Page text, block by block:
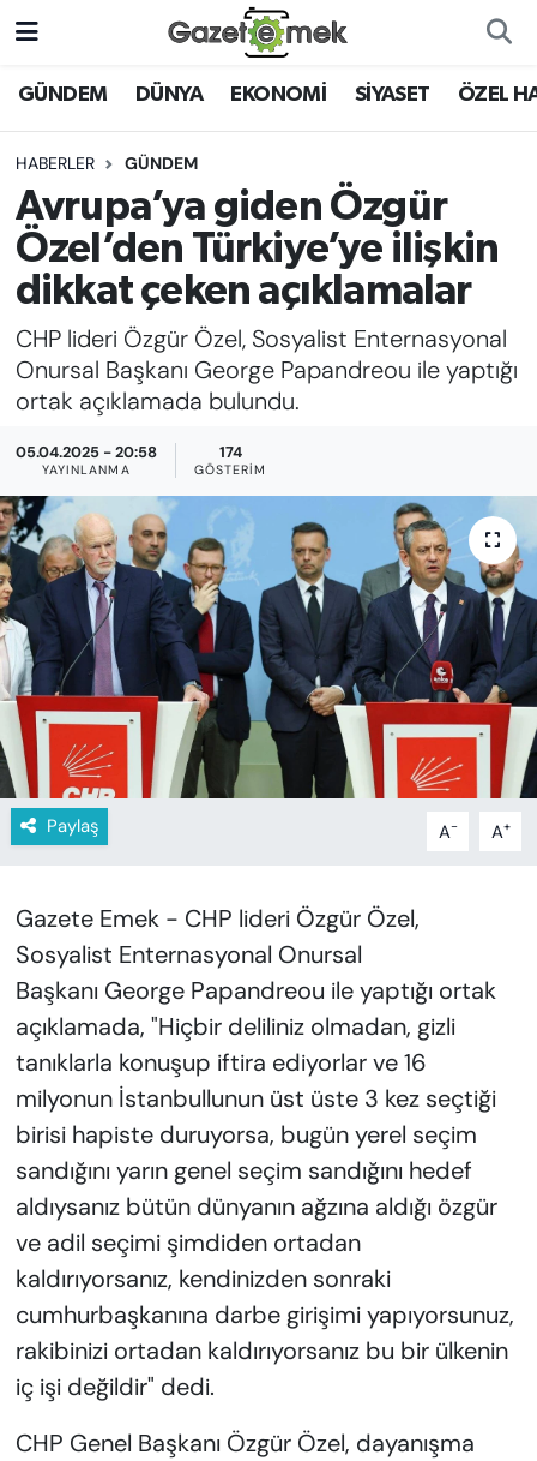
GÜNDEM DÜNYA EKONOMİ SİYASET ÖZEL
HABERLER GÜNDEM
Avrupa’ya giden Özgür
Özel’den Türkiye’ye ilişkin
dikkat çeken açıklamalar
CHP lideri Özgür Özel, Sosyalist Enternasyonal
Onursal Başkanı George Papandreou ile yaptığı
ortak açıklamada bulundu.
05.04.2025 - 20:58
YAYINLANMA
174
GÖSTERIM
Paylaş A- A+
Gazete Emek - CHP lideri Özgür Özel,
Sosyalist Enternasyonal Onursal
Başkanı George Papandreou ile yaptığı ortak
açıklamada, "Hiçbir deliliniz olmadan, gizli
tanıklarla konuşup iftira ediyorlar ve 16
milyonun İstanbullunun üst üste 3 kez seçtiği
birisi hapiste duruyorsa, bugün yerel seçim
sandığını yarın genel seçim sandığını hedef
aldıysanız bütün dünyanın ağzına aldığı özgür
ve adil seçimi şimdiden ortadan
kaldırıyorsanız, kendinizden sonraki
cumhurbaşkanına darbe girişimi yapıyorsunuz,
rakibinizi ortadan kaldırıyorsanız bu bir ülkenin
iç işi değildir" dedi.
CHP Genel Başkanı Özgür Özel, dayanışma
DÜNYA
EKONOMİ
EMEK HABERLERİ
YENİ MEDYADA EMEK
GAZETECİLİĞİNİ GELİŞTİRMEK
FAYDALI BİLGİLER
KADIN
SAĞLIK
SPOR
KÜLTÜR-SANAT
MAGAZİN
YAZAR KÖŞESİ
SİYASET
VAN VE DİYARBAKIR HABERLERİ
Nöbetçi Eczaneler
Hava Durumu
İstanbul Namaz Vakitleri
Trafik Durumu
Süper Lig Puan Durumu ve Fikstür
Tüm Manşetler
Son Dakika Haberleri
Haber Arşivi